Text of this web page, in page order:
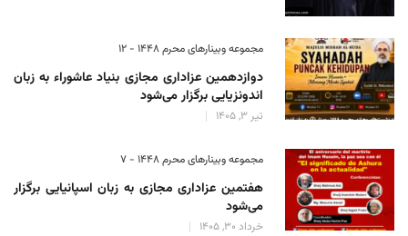
مجموعه وبینارهای محرم 1448 - 12
دوازدهمین عزاداری مجازی بنیاد عاشوراء به زبان
اندونزیایی برگزار می‌شود
تیر 3, 1405
مجموعه وبینارهای محرم 1448 - 7
هفتمین عزاداری مجازی به زبان اسپانیایی برگزار
می‌شود
خرداد 30, 1405